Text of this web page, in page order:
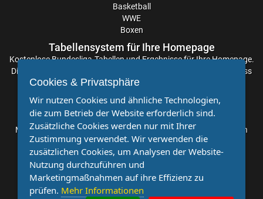
La
Ergebnisse
La
Liga
Basketball
WWE
Boxen
Tabellensystem für Ihre Homepage
KostenloseBundesliga-Tabellenund Ergebnisse für Ihre Homepage.
Die Aktualisierung der Ergebnisse erfolgt alle paar Minuten, sodass
Sie stets auf dem Laufenden sind. Einfache und schnelle
Partnervereine
Möchten Sie, dass auch Ihr Verein mehr Beachtung findet? Dann
sind Sie bei uns genau richtig. Wir suchen Ihren Verein für eine
kostenlose Kooperation. Veröffentlichen Sie Ihre Spielberichte,
Sportnachrichten und Aufrufe bei uns!
Cookies & Privatsphäre
Wir nutzen Cookies und ähnliche Technologien,
die zum Betrieb der Website erforderlich sind.
Zusätzliche Cookies werden nur mit Ihrer
Zustimmung verwendet. Wir verwenden die
zusätzlichen Cookies, um Analysen der Website-
Nutzung durchzuführen und
Marketingmaßnahmen auf ihre Effizienz zu
prüfen. Mehr Informationen